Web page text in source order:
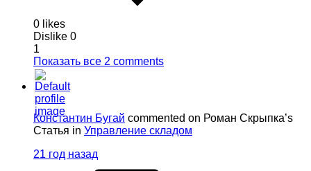
0 likes
Dislike 0
1
Показать все 2 comments
Константин Бугай commented on Роман Скрыпка’s
Статья in Управление складом
21 год назад